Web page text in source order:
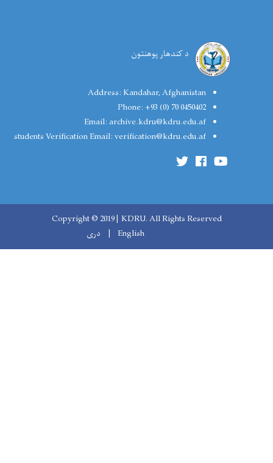
د کندهار پوهنتون
Address:Kandahar, Afghanistan
Phone:+93 (0) 70 0450402
Email:archive.kdru@kdru.edu.af
students Verification Email: verification@kdru.edu.af
Copyright © 2019 | KDRU. All Rights Reserved
English
دری